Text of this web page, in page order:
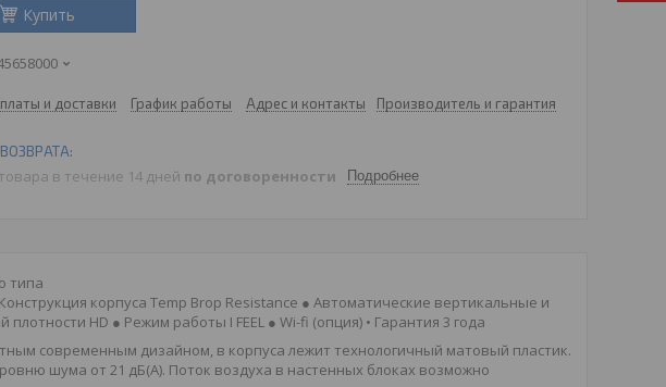
Купить
и доставки График работы Адрес и контакты Производитель и гарантия
в течение 14 дней по договоренности Подробнее
типа
корпуса Temp Вrop Resistance ● Автоматические вертикальные и
HD ● Режим работы I FEEL ● Wi-fi (опция) • Гарантия 3 года
современным дизайном, в корпуса лежит технологичный матовый пластик.
шума от 21 дБ(А). Поток воздуха в настенных блоках возможно